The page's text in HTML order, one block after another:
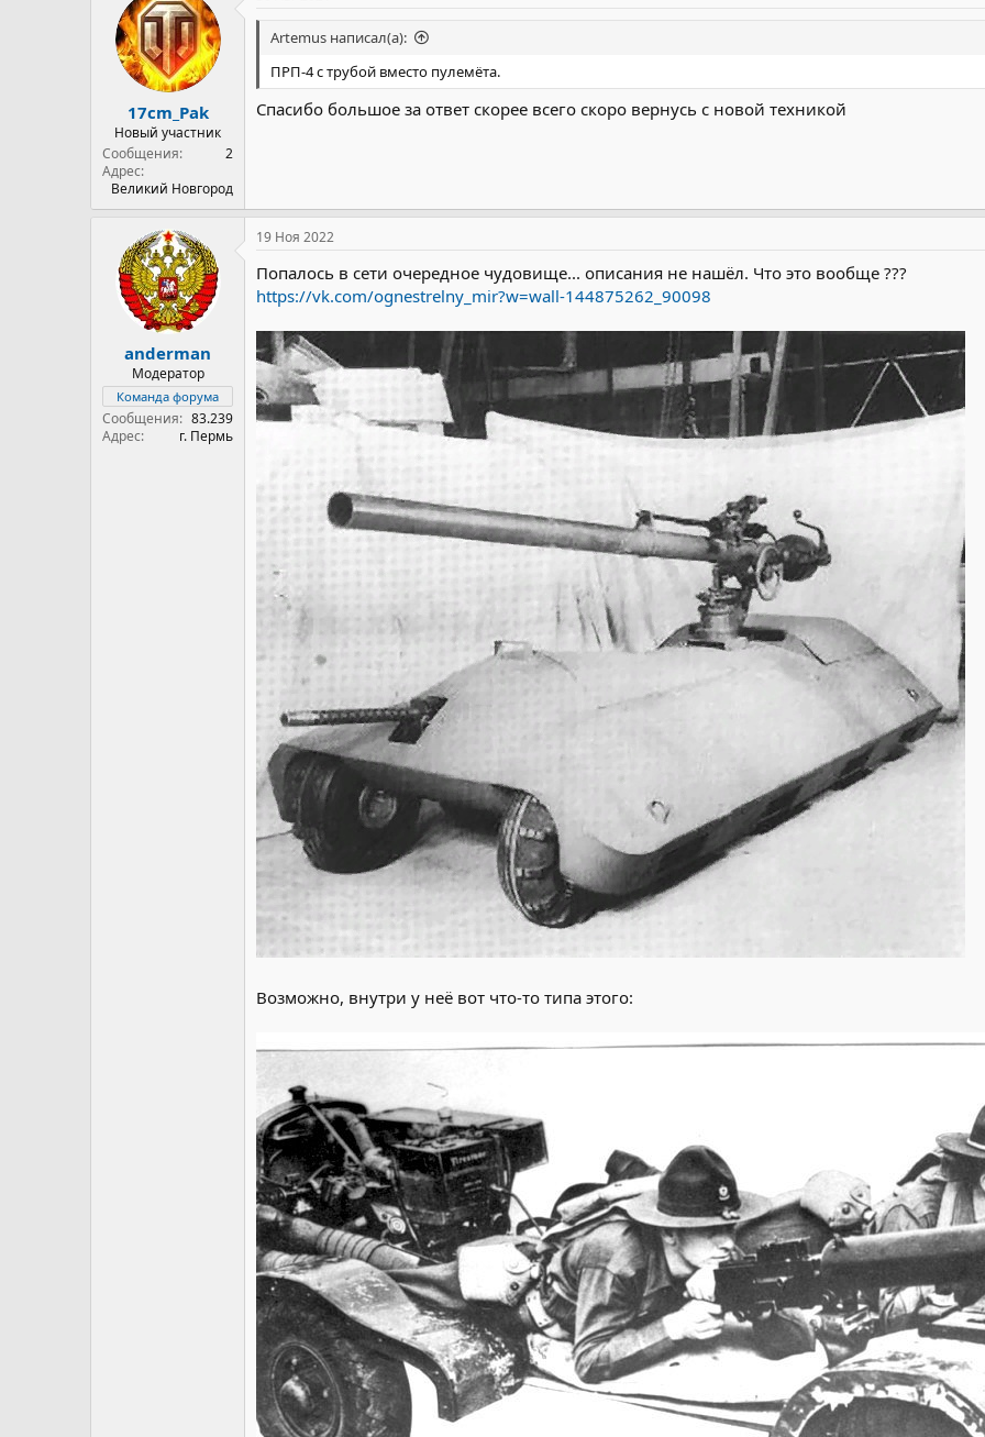
и
17cm_Pak
Новый участник
Сообщения
2
Адрес
Великий Новгород
Artemus написал(а):
ПРП-4 с трубой вместо пулемёта.
Спасибо большое за ответ скорее всего скоро вернусь с новой техникой
anderman
Модератор
Команда форума
Сообщения
83.239
Адрес
г. Пермь
19 Ноя 2022
Попалось в сети очередное чудовище... описания не нашёл. Что это вообще ???
https://vk.com/ognestrelny_mir?w=wall-144875262_90098
Возможно, внутри у неё вот что-то типа этого: